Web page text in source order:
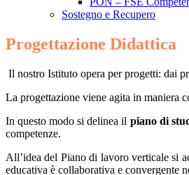
Sostegno e Recupero
Progettazione Didattica
Il nostro Istituto opera per progetti: dai
La progettazione viene agita in maniera
In questo modo si delinea il piano di
competenze.
All’idea del Piano di lavoro verticale si
educativa è collaborativa e convergente